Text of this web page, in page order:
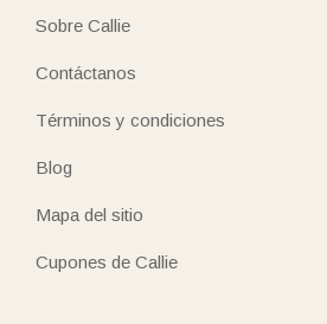
Sobre Callie
Contáctanos
Términos y condiciones
Blog
Mapa del sitio
Cupones de Callie